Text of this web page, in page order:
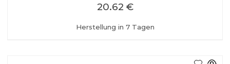
Herstellung in 7 Tagen
20.62 €